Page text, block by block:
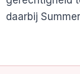
daarbij